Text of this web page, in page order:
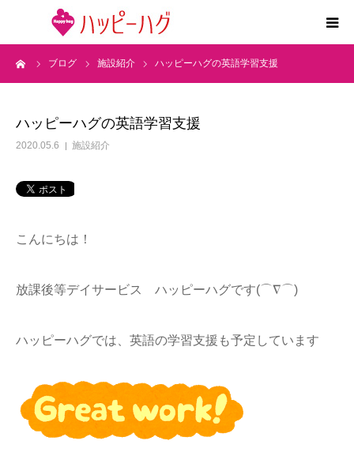
ブログ 施設紹介 ハッピーハグの英語学習支援
ハッピーハグの英語学習支援
2020.05.6 施設紹介
こんにちは！
放課後等デイサービス ハッピーハグです(⌒∇⌒)
ハッピーハグでは、英語の学習支援も予定しています
2つの特徴
求人情報
運営会社